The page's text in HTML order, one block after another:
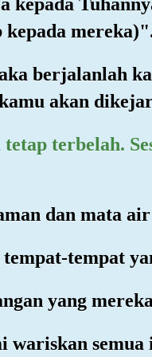
kepada
berjalanlah
akan
terbelah.
dan mata
tempat
yang
wariskan